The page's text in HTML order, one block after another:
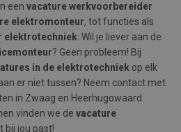
een vacature werkvoorbereider
elektromonteur, tot functies als
elektrotechniek . Wil je liever aan de
? Geen probleem! Bij
in de elektrotechniek op elk
er niet tussen? Neem contact met
in Zwaag en Heerhugowaard
vinden we de vacature
bij jou past!